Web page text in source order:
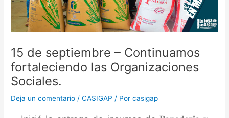
15 de septiembre – Continuamos
fortaleciendo las Organizaciones
Sociales.
Deja un comentario /CASIGAP / Porcasigap